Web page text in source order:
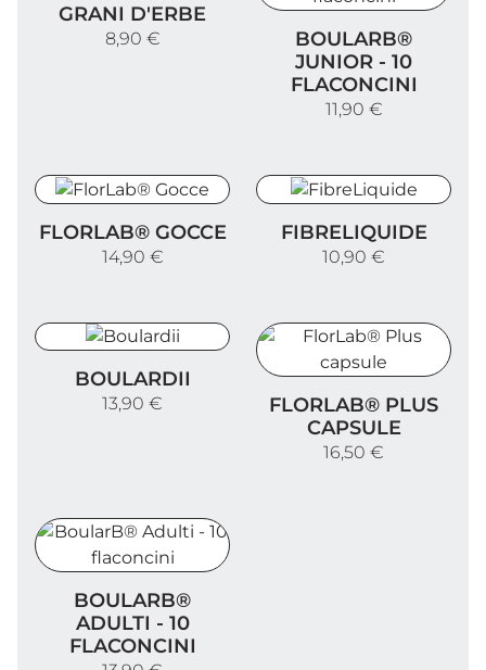
GRANI D'ERBE
8,90 €
BOULARB®
JUNIOR - 10
FLACONCINI
11,90 €
FLORLAB® GOCCE
14,90 €
FIBRELIQUIDE
10,90 €
BOULARDII
13,90 €
FLORLAB® PLUS
CAPSULE
16,50 €
BOULARB®
ADULTI - 10
FLACONCINI